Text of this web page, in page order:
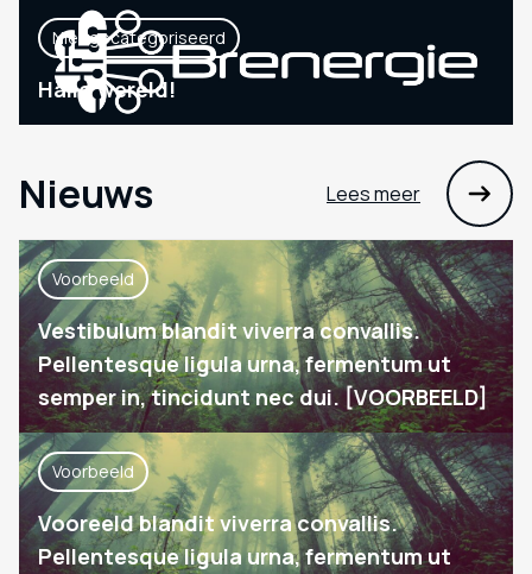
Nieuws Lees meer
Niet gecategoriseerd
Hallo wereld!
Voorbeeld
Vestibulum blandit viverra convallis.
Pellentesque ligula urna, fermentum ut
semper in, tincidunt nec dui. [VOORBEELD]
Voorbeeld
Vooreeld blandit viverra convallis.
Pellentesque ligula urna, fermentum ut